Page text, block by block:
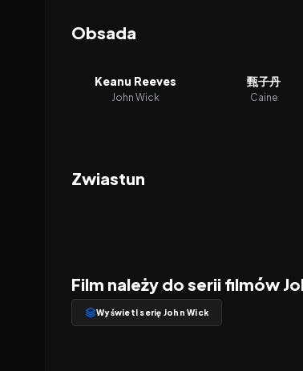
Obsada
Keanu Reeves
John Wick
甄子丹
Caine
Zwiastun
Film należy do serii filmów
Wyświetl serię John Wick